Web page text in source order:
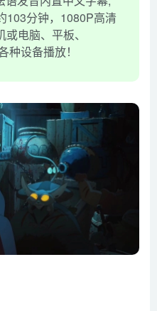
103分钟，1080P高清
电脑、平板、
种设备播放！